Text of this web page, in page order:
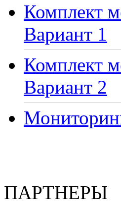
Комплект
Вариант 1
Комплект
Вариант 2
ПАРТНЕРЫ